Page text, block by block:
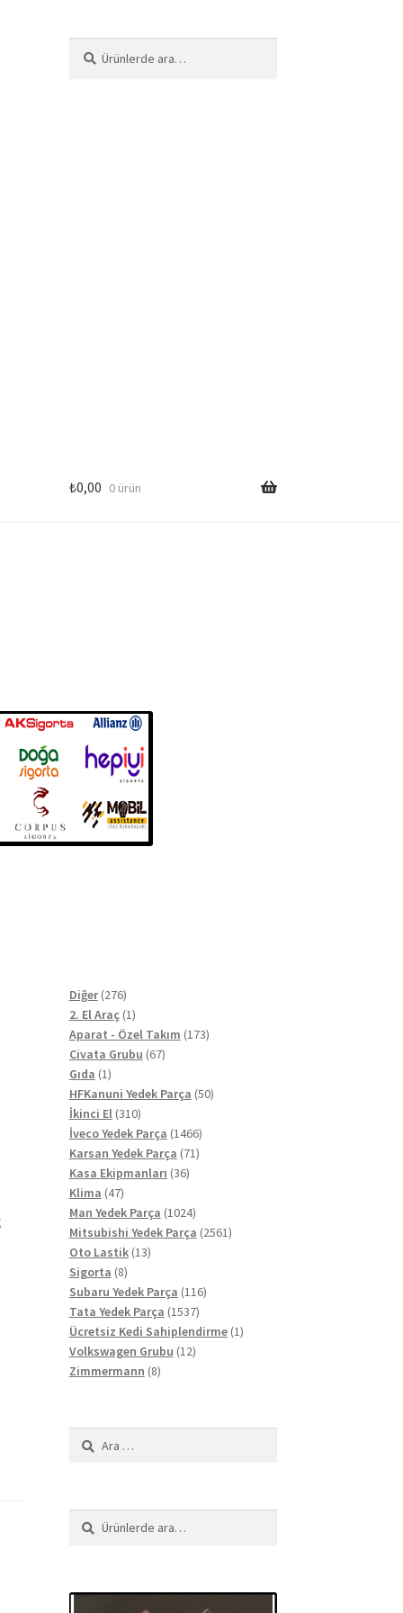
₺0,00 0 ürün
Diğer 276276
ürün
2. El Araç 11
ürün
Aparat - Özel Takım 173173
Civata Grubu 6767
Gıda 11
ürün
HFKanuni Yedek Parça 5050
İkinci El 310310
ürün
İveco Yedek Parça 14661466
ürün
Karsan Yedek Parça 7171
Kasa Ekipmanları 3636
Klima 4747
ürün
Man Yedek Parça 10241024
ürün
Mitsubishi Yedek Parça 25612561
Oto Lastik 1313
Sigorta 88
ürün
Subaru Yedek Parça 116116
Tata Yedek Parça 15371537
ürün
Ücretsiz Kedi Sahiplendirme 11
Volkswagen Grubu 1212
Zimmermann 88
Arama:
Ara:
Ara